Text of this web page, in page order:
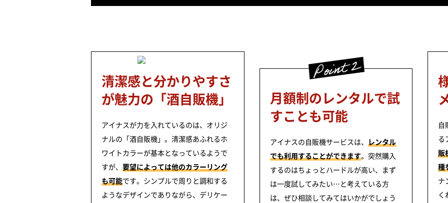
清潔感と分かりやすさ
が魅力の「酒自販機」
アイナスが力を入れているのは、オリジ
ナルの「酒自販機」。清潔感あふれるホ
ワイトカラーが基本となっているようで
すが、 要望によっては他のカラーリング
も可能です。シンプルで周りと調和する
ようなデザインでありながら、デリケー
月額制のレンタルで試
すことも可能
アイナスの自販機サービスは、 レンタル
でも利用することができます。突然購入
するのはちょっとハードルが高い、まず
は一度試してみたい…と考えている方
は、ぜひ相談してみてはいかがでしょう
自
る
販
種
ナ